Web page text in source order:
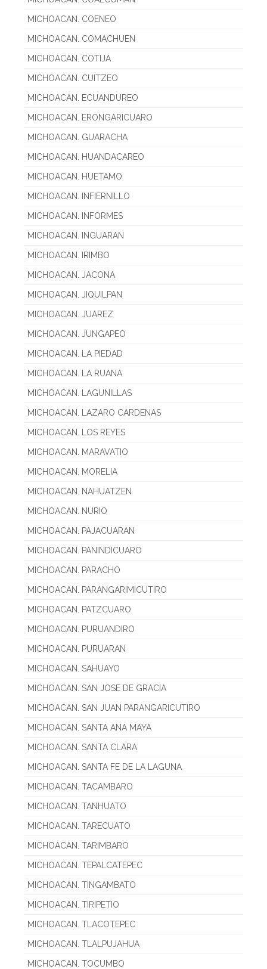
MICHOACAN. COENEO
MICHOACAN. COMACHUEN
MICHOACAN. COTIJA
MICHOACAN. CUITZEO
MICHOACAN. ECUANDUREO
MICHOACAN. ERONGARICUARO
MICHOACAN. GUARACHA
MICHOACAN. HUANDACAREO
MICHOACAN. HUETAMO
MICHOACAN. INFIERNILLO
MICHOACAN. INFORMES
MICHOACAN. INGUARAN
MICHOACAN. IRIMBO
MICHOACAN. JACONA
MICHOACAN. JIQUILPAN
MICHOACAN. JUAREZ
MICHOACAN. JUNGAPEO
MICHOACAN. LA PIEDAD
MICHOACAN. LA RUANA
MICHOACAN. LAGUNILLAS
MICHOACAN. LAZARO CARDENAS
MICHOACAN. LOS REYES
MICHOACAN. MARAVATIO
MICHOACAN. MORELIA
MICHOACAN. NAHUATZEN
MICHOACAN. NURIO
MICHOACAN. PAJACUARAN
MICHOACAN. PANINDICUARO
MICHOACAN. PARACHO
MICHOACAN. PARANGARIMICUTIRO
MICHOACAN. PATZCUARO
MICHOACAN. PURUANDIRO
MICHOACAN. PURUARAN
MICHOACAN. SAHUAYO
MICHOACAN. SAN JOSE DE GRACIA
MICHOACAN. SAN JUAN PARANGARICUTIRO
MICHOACAN. SANTA ANA MAYA
MICHOACAN. SANTA CLARA
MICHOACAN. SANTA FE DE LA LAGUNA
MICHOACAN. TACAMBARO
MICHOACAN. TANHUATO
MICHOACAN. TARECUATO
MICHOACAN. TARIMBARO
MICHOACAN. TEPALCATEPEC
MICHOACAN. TINGAMBATO
MICHOACAN. TIRIPETIO
MICHOACAN. TLACOTEPEC
MICHOACAN. TLALPUJAHUA
MICHOACAN. TOCUMBO